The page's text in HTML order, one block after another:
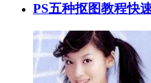
PS五种抠图教程快